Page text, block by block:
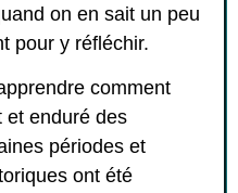
on en sait un peu
pour y réfléchir.
comment
et enduré des
périodes et
ont été